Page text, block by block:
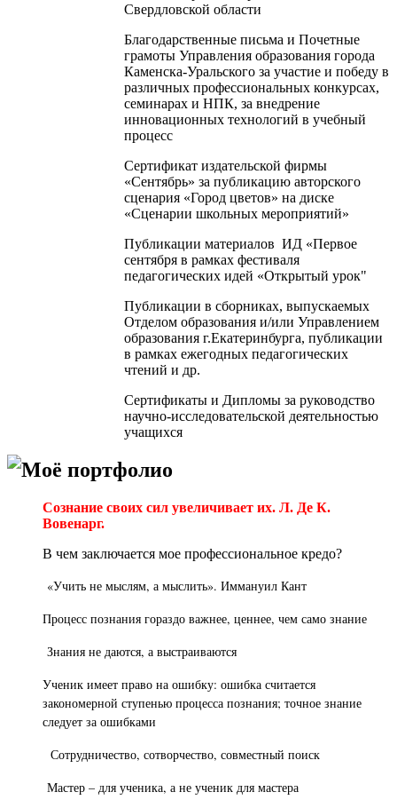
Свердловской области
Благодарственные письма и Почетные
грамоты Управления образования города
Каменска-Уральского за участие и победу в
различных профессиональных конкурсах,
семинарах и НПК, за внедрение
инновационных технологий в учебный
процесс
Сертификат издательской фирмы
«Сентябрь» за публикацию авторского
сценария «Город цветов» на диске
«Сценарии школьных мероприятий»
Публикации материалов ИД «Первое
сентября в рамках фестиваля
педагогических идей «Открытый урок"
Публикации в сборниках, выпускаемых
Отделом образования и/или Управлением
образования г.Екатеринбурга, публикации
в рамках ежегодных педагогических
чтений и др.
Сертификаты и Дипломы за руководство
научно-исследовательской деятельностью
учащихся
Моё портфолио
Сознание своих сил увеличивает их. Л. Де К.
Вовенарг.
В чем заключается мое профессиональное кредо?
«Учить не мыслям, а мыслить». Иммануил Кант
Процесс познания гораздо важнее, ценнее, чем само знание
Знания не даются, а выстраиваются
Ученик имеет право на ошибку: ошибка считается
закономерной ступенью процесса познания; точное знание
следует за ошибками
Сотрудничество, сотворчество, совместный поиск
Мастер – для ученика, а не ученик для мастера